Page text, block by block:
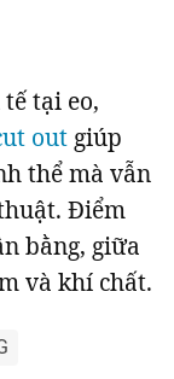
tại eo,
out giúp
thể mà vẫn
Điểm
bằng, giữa
và khí chất.